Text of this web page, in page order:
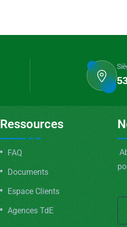
Ressources
FAQ
Documents
Espace Clients
Agences TdE